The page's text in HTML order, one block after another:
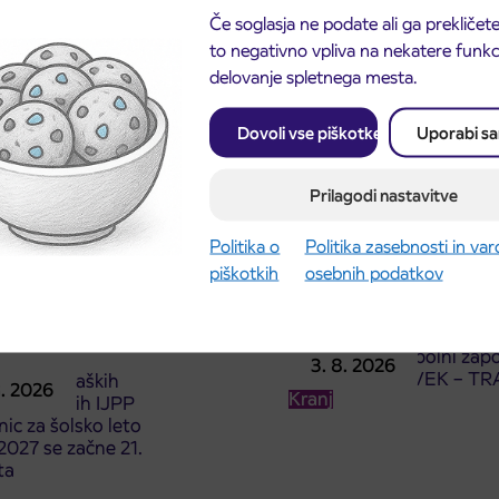
Če soglasja ne podate ali ga
to negativno vpliva na nekatere
delovanje spletnega mesta.
Dovoli vse piškotke Uporabi
Prilagodi nastavitve
Politika o
piškotkih
Politika zasebnosti in
osebnih podatkov
2026 dijaških
IJPP
za šolsko leto
se začne 21.
3. 8. 2026
Obvestilo o popolni
ceste ČEŠNJEVEK –
Kranj